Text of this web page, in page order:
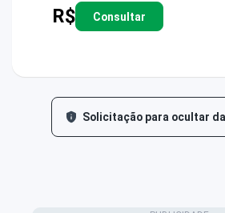
R$ Consultar
Solicitação para ocultar